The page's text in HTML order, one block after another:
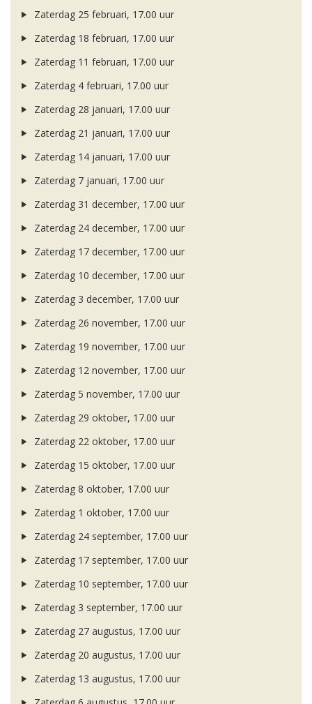
Zaterdag 25 februari, 17.00 uur
Zaterdag 18 februari, 17.00 uur
Zaterdag 11 februari, 17.00 uur
Zaterdag 4 februari, 17.00 uur
Zaterdag 28 januari, 17.00 uur
Zaterdag 21 januari, 17.00 uur
Zaterdag 14 januari, 17.00 uur
Zaterdag 7 januari, 17.00 uur
Zaterdag 31 december, 17.00 uur
Zaterdag 24 december, 17.00 uur
Zaterdag 17 december, 17.00 uur
Zaterdag 10 december, 17.00 uur
Zaterdag 3 december, 17.00 uur
Zaterdag 26 november, 17.00 uur
Zaterdag 19 november, 17.00 uur
Zaterdag 12 november, 17.00 uur
Zaterdag 5 november, 17.00 uur
Zaterdag 29 oktober, 17.00 uur
Zaterdag 22 oktober, 17.00 uur
Zaterdag 15 oktober, 17.00 uur
Zaterdag 8 oktober, 17.00 uur
Zaterdag 1 oktober, 17.00 uur
Zaterdag 24 september, 17.00 uur
Zaterdag 17 september, 17.00 uur
Zaterdag 10 september, 17.00 uur
Zaterdag 3 september, 17.00 uur
Zaterdag 27 augustus, 17.00 uur
Zaterdag 20 augustus, 17.00 uur
Zaterdag 13 augustus, 17.00 uur